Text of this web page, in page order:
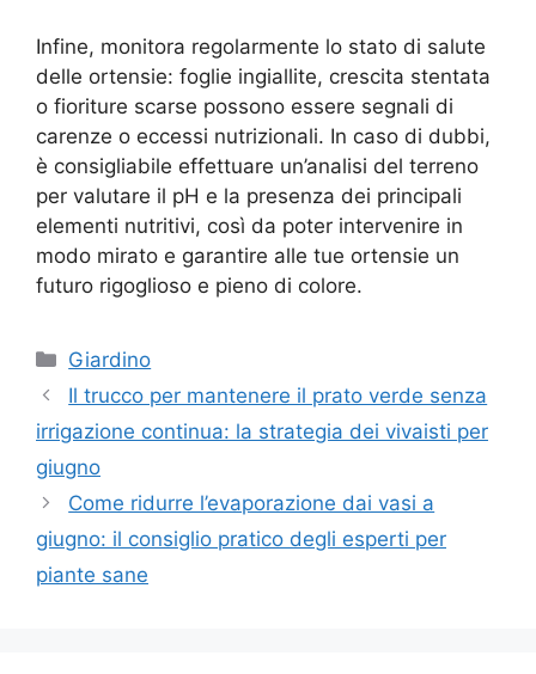
Infine, monitora regolarmente lo stato di salute
delle ortensie: foglie ingiallite, crescita stentata
o fioriture scarse possono essere segnali di
carenze o eccessi nutrizionali. In caso di dubbi,
è consigliabile effettuare un’analisi del terreno
per valutare il pH e la presenza dei principali
elementi nutritivi, così da poter intervenire in
modo mirato e garantire alle tue ortensie un
futuro rigoglioso e pieno di colore.
Categorie
Giardino
Il trucco per mantenere il prato verde senza
irrigazione continua: la strategia dei vivaisti per
giugno
Come ridurre l’evaporazione dai vasi a
giugno: il consiglio pratico degli esperti per
piante sane